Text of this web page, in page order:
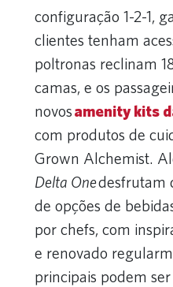
configuração 1-2-1,
clientes tenham
poltronas reclinam
camas, e os
novosamenity kits
com produtos de
Grown Alchemist.
Delta Onedesfrutam
de opções de
por chefs, com
e renovado
principais podem